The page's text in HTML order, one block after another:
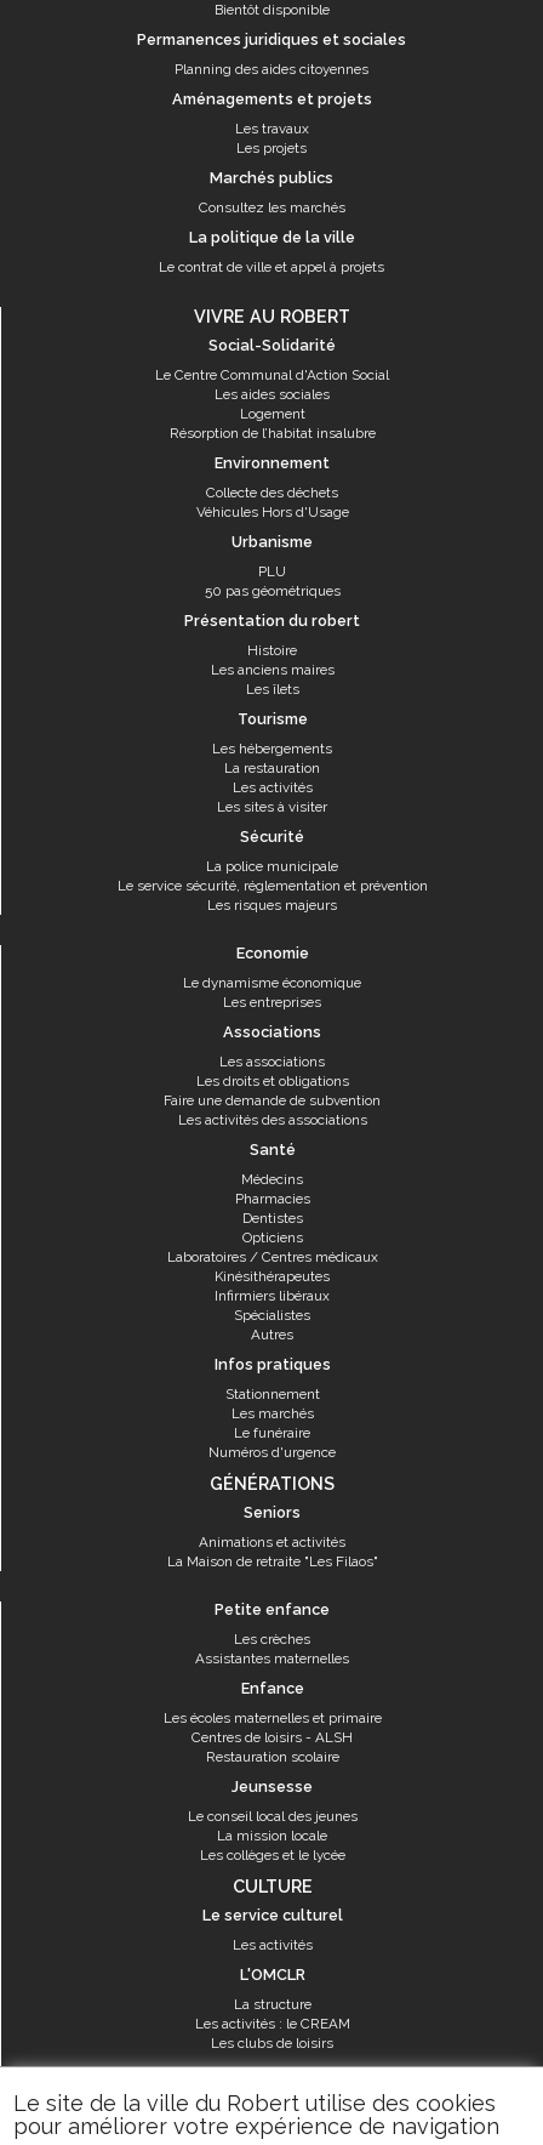
Le site de la ville du Robert utilise des cookies
pour améliorer votre expérience de navigation
Bientôt disponible
Permanences juridiques et sociales
Planning des aides citoyennes
Aménagements et projets
Les travaux
Les projets
Marchés publics
Consultez les marchés
La politique de la ville
Le contrat de ville et appel à projets
VIVRE AU ROBERT
Social-Solidarité
Le Centre Communal d'Action Social
Les aides sociales
Logement
Résorption de l’habitat insalubre
Environnement
Collecte des déchets
Véhicules Hors d'Usage
Urbanisme
PLU
50 pas géométriques
Présentation du robert
Histoire
Les anciens maires
Les îlets
Tourisme
Les hébergements
La restauration
Les activités
Les sites à visiter
Sécurité
La police municipale
Le service sécurité, réglementation et prévention
Les risques majeurs
Economie
Le dynamisme économique
Les entreprises
Associations
Les associations
Les droits et obligations
Faire une demande de subvention
Les activités des associations
Santé
Médecins
Pharmacies
Dentistes
Opticiens
Laboratoires / Centres médicaux
Kinésithérapeutes
Infirmiers libéraux
Spécialistes
Autres
Infos pratiques
Stationnement
Les marchés
Le funéraire
Numéros d'urgence
GÉNÉRATIONS
Seniors
Animations et activités
La Maison de retraite "Les Filaos"
Petite enfance
Les crèches
Assistantes maternelles
Enfance
Les écoles maternelles et primaire
Centres de loisirs - ALSH
Restauration scolaire
Jeunsesse
Le conseil local des jeunes
La mission locale
Les collèges et le lycée
CULTURE
Le service culturel
Les activités
L'OMCLR
La structure
Les activités : le CREAM
Les clubs de loisirs
SPORT
Les équipements sportifs
Les aménagements municipaux